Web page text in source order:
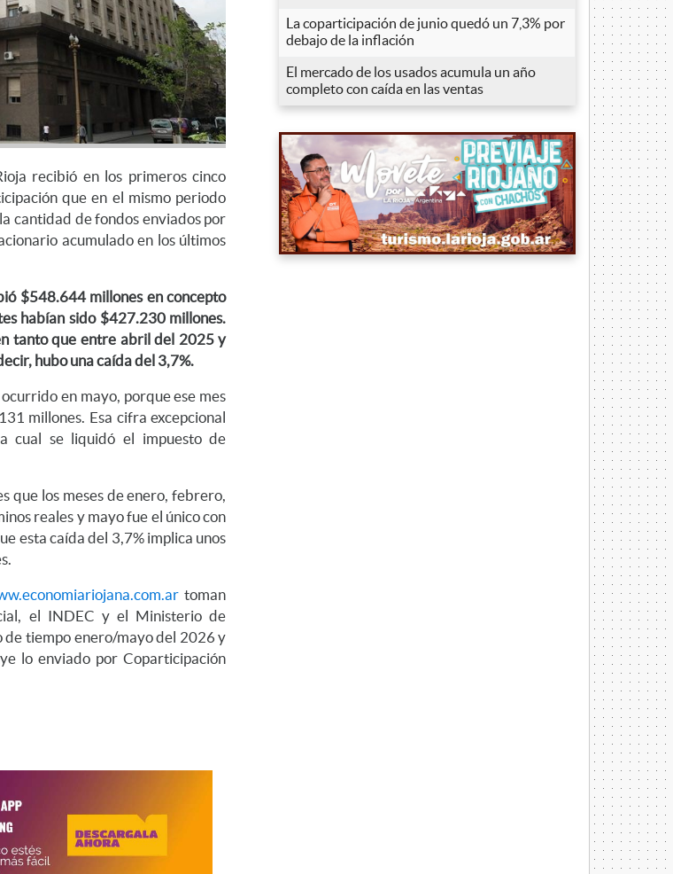
recibió en los primeros cinco
que en el mismo periodo
cantidad de fondos enviados por
acumulado en los últimos
$548.644 millones en concepto
habían sido $427.230 millones.
tanto que entre abril del 2025 y
hubo una caída del 3,7%.
en mayo, porque ese mes
millones. Esa cifra excepcional
cual se liquidó el impuesto de
que los meses de enero, febrero,
reales y mayo fue el único con
esta caída del 3,7% implica unos
toman
el INDEC y el Ministerio de
de tiempo enero/mayo del 2026 y
lo enviado por Coparticipación
La coparticipación de junio quedó un 7,3% por
debajo de la inflación
El mercado de los usados acumula un año
completo con caída en las ventas